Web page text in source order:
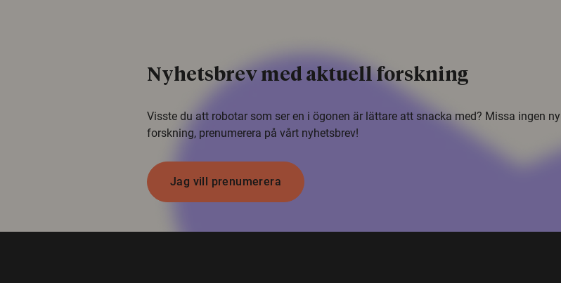
Nyhetsbrev med aktuell forskning
Visste du att robotar som ser en i ögonen är lättare att snacka med? Missa ingen ny
forskning, prenumerera på vårt nyhetsbrev!
Jag vill prenumerera